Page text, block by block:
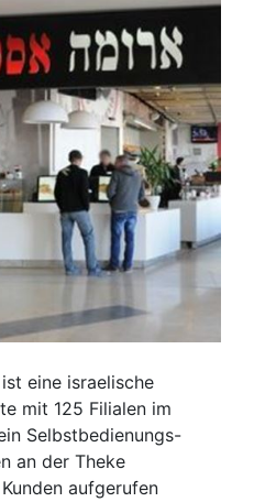
eine israelische
mit 125 Filialen im
Selbstbedienungs-
an der Theke
aufgerufen